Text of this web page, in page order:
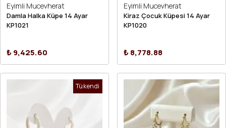
Eyimli Mucevherat
Damla Halka Küpe 14 Ayar
KP1021
₺ 9,425.60
Eyimli Mucevherat
Kiraz Çocuk Küpesi 14 Ayar
KP1020
₺ 8,778.88
Tükendi